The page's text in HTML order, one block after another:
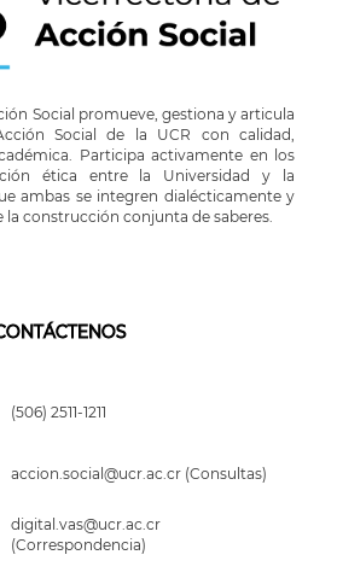
Social promueve, gestiona y articula
Social de la UCR con calidad,
Participa activamente en los
ética entre la Universidad y la
ambas se integren dialécticamente y
construcción conjunta de saberes.
(506) 2511-1211
accion.social@ucr.ac.cr (Consultas)
digital.vas@ucr.ac.cr
(Correspondencia)